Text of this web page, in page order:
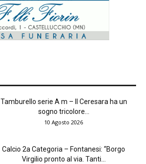
Tamburello serie A m – Il Ceresara ha un
sogno tricolore...
10 Agosto 2026
Calcio 2a Categoria – Fontanesi: “Borgo
Virgilio pronto al via. Tanti...